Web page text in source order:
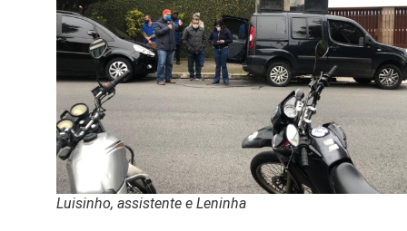
Luisinho, assistente e Leninha